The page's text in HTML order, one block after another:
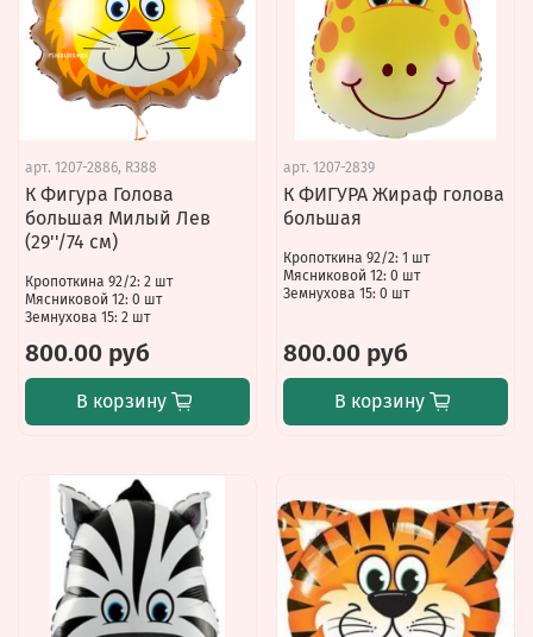
арт. 1207-2886, R388
К Фигура Голова
большая Милый Лев
(29''/74 см)
Кропоткина 92/2: 2 шт
Мясниковой 12: 0 шт
Земнухова 15: 2 шт
800.00 руб
В корзину
арт. 1207-2839
К ФИГУРА Жираф голова
большая
Кропоткина 92/2: 1 шт
Мясниковой 12: 0 шт
Земнухова 15: 0 шт
800.00 руб
В корзину